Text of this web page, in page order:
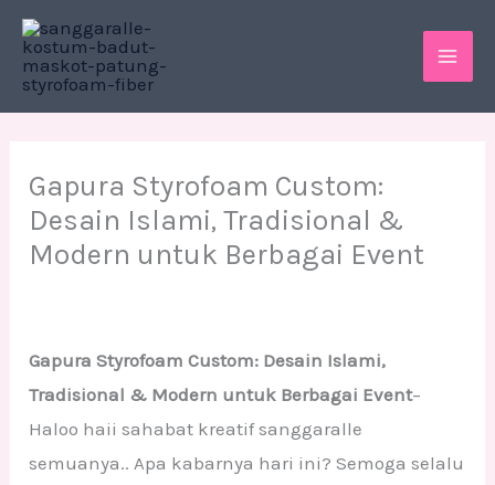
Skip
content
Gapura Styrofoam Custom:
Desain Islami, Tradisional &
Modern untuk Berbagai Event
Gapura Styrofoam Custom: Desain Islami,
Tradisional & Modern untuk Berbagai Event–
Haloo haii sahabat kreatif sanggaralle
semuanya.. Apa kabarnya hari ini? Semoga selalu